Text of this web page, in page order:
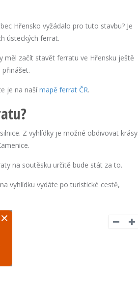
Hřensko vyžádalo pro tuto stavbu? Je
ústeckých ferrat.
měl začít stavět ferratu ve Hřensku ještě
je na naší mapě ferrat ČR.
Z vyhlídky je možné obdivovat krásy
na soutěsku určitě bude stát za to.
vyhlídku vydáte po turistické cestě,